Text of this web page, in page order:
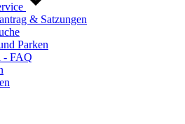
& Satzungen
Parken
- FAQ